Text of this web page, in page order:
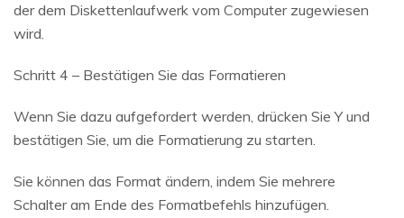
der dem Diskettenlaufwerk vom Computer zugewiesen
wird.
Schritt 4 – Bestätigen Sie das Formatieren
Wenn Sie dazu aufgefordert werden, drücken Sie Y und
bestätigen Sie, um die Formatierung zu starten.
Sie können das Format ändern, indem Sie mehrere
Schalter am Ende des Formatbefehls hinzufügen.